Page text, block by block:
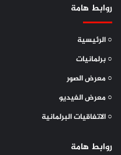
روابط هامة
○ الرئيسية
○ برلمانيات
○ معرض الصور
○ معرض الفيديو
○ الاتفاقيات البرلمانية
روابط هامة